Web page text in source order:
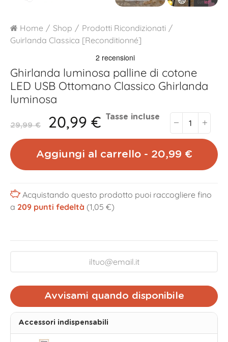
Home Shop
Prodotti Ricondizionati
Guirlanda Classica [Reconditionné]
Ghirlanda luminosa palline di cotone
LED USB Ottomano Classico Ghirlanda
luminosa
29,99 € 20,99 € Tasse incluse
Aggiungi al carrello - 20,99 €
Acquistando questo prodotto puoi raccogliere fino
a 209 punti fedeltà (1,05 €)
Avvisami quando disponibile
Accessori indispensabili